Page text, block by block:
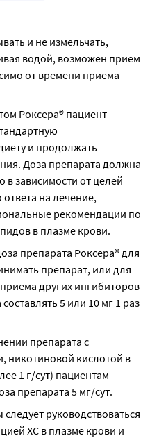
и не измельчать,
водой, возможен прием
от времени приема
Роксера® пациент
и продолжать
Доза препарата должна
в зависимости от целей
на лечение,
рекомендации по
в плазме крови.
препарата Роксера® для
препарат, или для
других ингибиторов
5 или 10 мг 1 раз
препарата с
никотиновой кислотой в
1 г/сут) пациентам
препарата 5 мг/сут.
руководствоваться
ХС в плазме крови и